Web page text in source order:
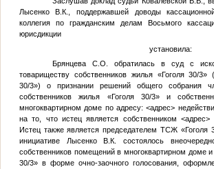
Лысенко В.К., поддержавшей доводы
коллегия по гражданским делам Восьмого
юрисдикции
установила:
Брянцева С.О. обратилась в суд с
товариществу собственников жилья «Гоголя 30/
30/3») о признании решений общего собрания
собственников жилья «Гоголя 30/3» и
многоквартирном доме по адресу:<адрес>
на то, что истец является собственником<адрес>
Истец также является председателем ТСЖ «Гоголя
инициативе Лысенко В.К. состоялось
собственников помещений в многоквартирном доме
30/3» в форме очно-заочного голосования,